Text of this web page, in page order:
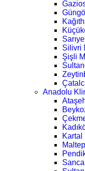
Silivri
Şişli
Anadolu
Kartal